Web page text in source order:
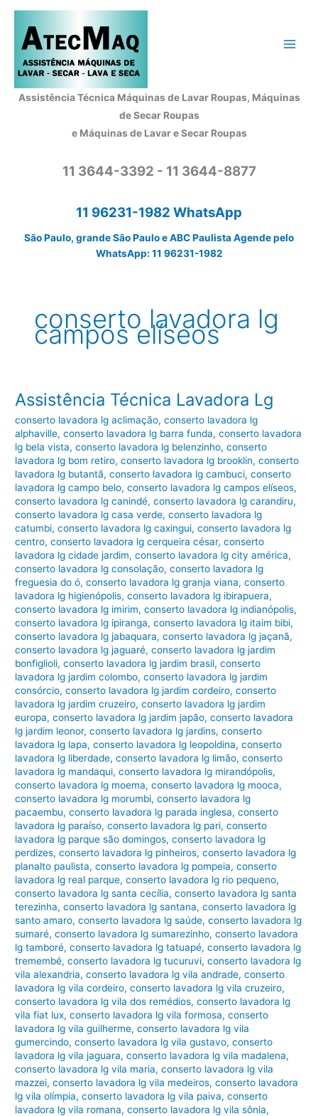
Assistência Técnica Máquinas de Lavar Roupas, Máquinas
de Secar Roupas
e Máquinas de Lavar e Secar Roupas
11 3644-3392 - 11 3644-8877
11 96231-1982 WhatsApp
São Paulo, grande São Paulo e ABC Paulista Agende pelo
WhatsApp: 11 96231-1982
conserto lavadora lg
campos elíseos
Assistência Técnica Lavadora Lg
conserto lavadora lg aclimação,conserto lavadora lg
alphaville,conserto lavadora lg barra funda,conserto lavadora
lg bela vista,conserto lavadora lg belenzinho,conserto
lavadora lg bom retiro,conserto lavadora lg brooklin,conserto
lavadora lg butantã,conserto lavadora lg cambuci,conserto
lavadora lg campo belo,conserto lavadora lg campos elíseos,
conserto lavadora lg canindé,conserto lavadora lg carandiru,
conserto lavadora lg casa verde,conserto lavadora lg
catumbi,conserto lavadora lg caxingui,conserto lavadora lg
centro,conserto lavadora lg cerqueira césar,conserto
lavadora lg cidade jardim,conserto lavadora lg city américa,
conserto lavadora lg consolação,conserto lavadora lg
freguesia do ó,conserto lavadora lg granja viana,conserto
lavadora lg higienópolis,conserto lavadora lg ibirapuera,
conserto lavadora lg imirim,conserto lavadora lg indianópolis,
conserto lavadora lg ipiranga,conserto lavadora lg itaim bibi,
conserto lavadora lg jabaquara,conserto lavadora lg jaçanã,
conserto lavadora lg jaguaré,conserto lavadora lg jardim
bonfiglioli,conserto lavadora lg jardim brasil,conserto
lavadora lg jardim colombo,conserto lavadora lg jardim
consórcio,conserto lavadora lg jardim cordeiro,conserto
lavadora lg jardim cruzeiro,conserto lavadora lg jardim
europa,conserto lavadora lg jardim japão,conserto lavadora
lg jardim leonor,conserto lavadora lg jardins,conserto
lavadora lg lapa,conserto lavadora lg leopoldina,conserto
lavadora lg liberdade,conserto lavadora lg limão,conserto
lavadora lg mandaqui,conserto lavadora lg mirandópolis,
conserto lavadora lg moema,conserto lavadora lg mooca,
conserto lavadora lg morumbi,conserto lavadora lg
pacaembu,conserto lavadora lg parada inglesa,conserto
lavadora lg paraíso,conserto lavadora lg pari,conserto
lavadora lg parque são domingos,conserto lavadora lg
perdizes,conserto lavadora lg pinheiros,conserto lavadora lg
planalto paulista,conserto lavadora lg pompeia,conserto
lavadora lg real parque,conserto lavadora lg rio pequeno,
conserto lavadora lg santa cecília,conserto lavadora lg santa
terezinha,conserto lavadora lg santana,conserto lavadora lg
santo amaro,conserto lavadora lg saúde,conserto lavadora lg
sumaré,conserto lavadora lg sumarezinho,conserto lavadora
lg tamboré,conserto lavadora lg tatuapé,conserto lavadora lg
tremembé,conserto lavadora lg tucuruvi,conserto lavadora lg
vila alexandria,conserto lavadora lg vila andrade,conserto
lavadora lg vila cordeiro,conserto lavadora lg vila cruzeiro,
conserto lavadora lg vila dos remédios,conserto lavadora lg
vila fiat lux,conserto lavadora lg vila formosa,conserto
lavadora lg vila guilherme,conserto lavadora lg vila
gumercindo,conserto lavadora lg vila gustavo,conserto
lavadora lg vila jaguara,conserto lavadora lg vila madalena,
conserto lavadora lg vila maria,conserto lavadora lg vila
mazzei,conserto lavadora lg vila medeiros,conserto lavadora
lg vila olímpia,conserto lavadora lg vila paiva,conserto
lavadora lg vila romana,conserto lavadora lg vila sônia,